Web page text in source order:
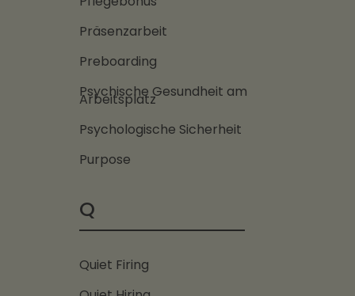
Präsenzarbeit
Preboarding
Psychische Gesundheit am
Arbeitsplatz
Psychologische Sicherheit
Purpose
Q
Quiet Firing